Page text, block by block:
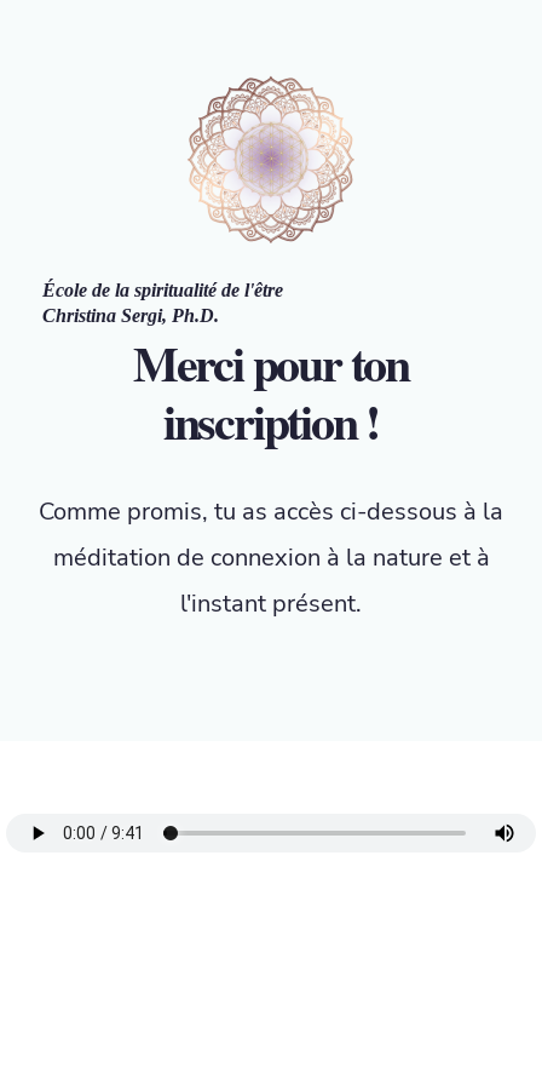
École de la spiritualité de l'être
Christina Sergi, Ph.D.
Merci pour ton
inscription !
Comme promis, tu as accès ci-dessous à la
méditation de connexion à la nature et à
l'instant présent.